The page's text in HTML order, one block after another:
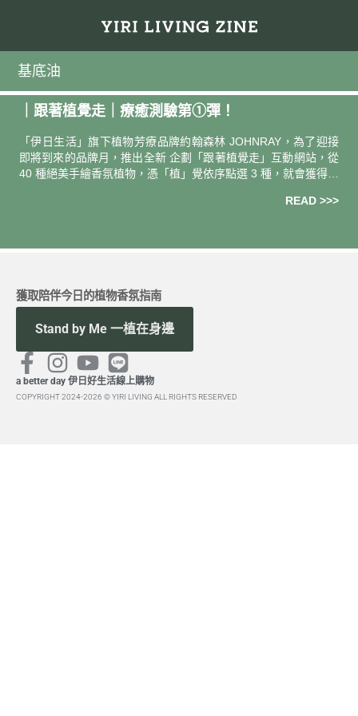
基底油
｜跟著植覺走｜療癒測驗第①彈！
「伊日生活」旗下植物芳療品牌約翰森林 JOHNRAY，為了迎接
即將到來的品牌月，推出全新 企劃「跟著植覺走」互動網站，從
40 種絕美手繪香氛植物，憑「植」覺依序點選 3 種，就會獲得各
READ >>>
a better day 伊日好生活線上購物
COPYRIGHT 2024-2026 © YIRI LIVING ALL RIGHTS RESERVED
獲取陪伴今日的植物香氛指南
Stand by Me 一植在身邊